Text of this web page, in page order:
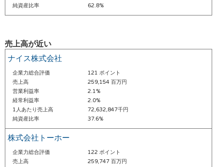
純資産比率
62.8%
売上高が近い
ナイス株式会社
企業力総合評価
121 ポイント
売上高
259,154 百万円
営業利益率
2.1%
経常利益率
2.0%
1人あたり売上高
72,632,847千円
純資産比率
37.6%
株式会社トーホー
企業力総合評価
122 ポイント
売上高
259,747 百万円